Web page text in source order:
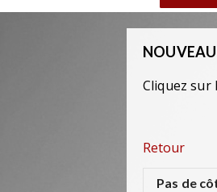
Cliquez sur
Retour
Pas de